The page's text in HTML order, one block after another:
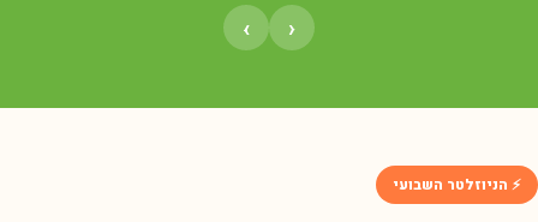
⚡ הניוזלטר השבועי